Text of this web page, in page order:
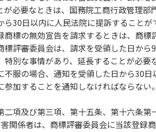
必要なときは、国務院工商行政管理
30日以内に人民法院に提訴することが
標の無効宣告を請求するときは、商
評審委員会は、請求を受領した日か
別な事情があり、延長することが必
服の場合、通知を受領した日から30
加することを通知しなければならない。
項及び第三項、第十五条、第十六条
関係者は、商標評審委員会に当該登録